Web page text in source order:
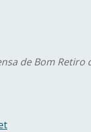
de Bom Retiro